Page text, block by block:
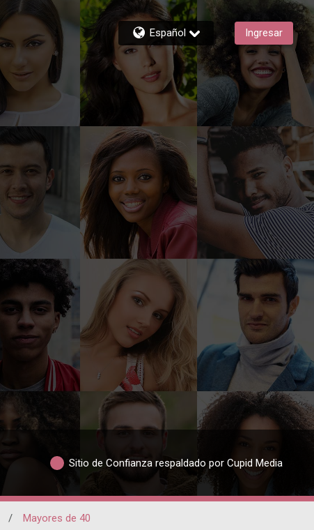
Español Ingresar
Sitio de Confianza respaldado por Cupid Media
/ Mayores de 40